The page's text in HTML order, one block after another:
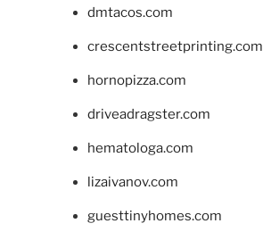
dmtacos.com
crescentstreetprinting.com
hornopizza.com
driveadragster.com
hematologa.com
lizaivanov.com
guesttinyhomes.com